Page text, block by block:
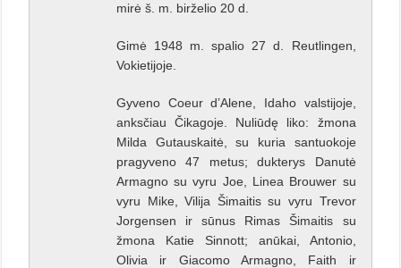
mirė š. m. birželio 20 d.
Gimė 1948 m. spalio 27 d. Reutlingen,
Vokietijoje.
Gyveno Coeur d’Alene, Idaho valstijoje,
anksčiau Čikagoje. Nuliūdę liko: žmona
Milda Gutauskaitė, su kuria santuokoje
pragyveno 47 metus; dukterys Danutė
Armagno su vyru Joe, Linea Brouwer su
vyru Mike, Vilija Šimaitis su vyru Trevor
Jorgensen ir sūnus Rimas Šimaitis su
žmona Katie Sinnott; anūkai, Antonio,
Olivia ir Giacomo Armagno, Faith ir